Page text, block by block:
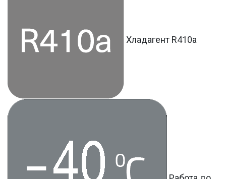
Хладагент R410a